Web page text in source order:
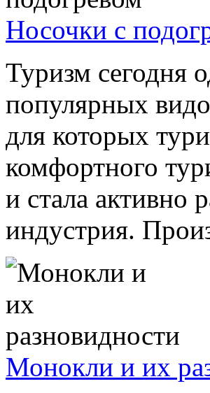
Носочки с
Туризм сегодня
популярных
для которых
комфортного
и стала активно
индустрия.
Монокли и их